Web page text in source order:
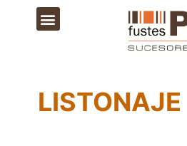
LISTONAJE